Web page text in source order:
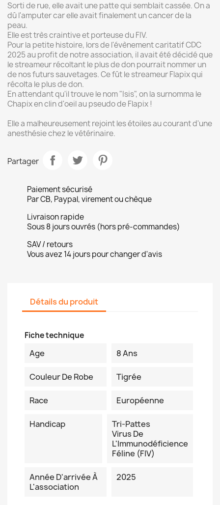
Sorti de rue, elle avait une patte qui semblait cassée. On a
dû l'amputer car elle avait finalement un cancer de la
peau.
Elle est très craintive et porteuse du FIV.
Pour la petite histoire, lors de l'évènement caritatif CDC
2025 au profit de notre association, il avait été décidé que
le streameur récoltant le plus de don pourrait nommer un
de nos futurs sauvetages. Ce fût le streameur Flapix qui
récolta le plus de don.
En attendant qu'il trouve le nom "Isis", on la surnomma le
Chapix en clin d'oeil au pseudo de Flapix !
Elle a malheureusement rejoint les étoiles au courant d'une
anesthésie chez le vétérinaire.
Partager
Paiement sécurisé
Par CB, Paypal, virement ou chèque
Livraison rapide
Sous 8 jours ouvrés (hors pré-commandes)
SAV / retours
Vous avez 14 jours pour changer d'avis
Détails du produit
Fiche technique
Age 8 Ans
Couleur De Robe Tigrée
Race Européenne
Handicap
Tri-Pattes
Virus De
L'Immunodéficience
Féline (FIV)
Année D'arrivée À
L'association
2025